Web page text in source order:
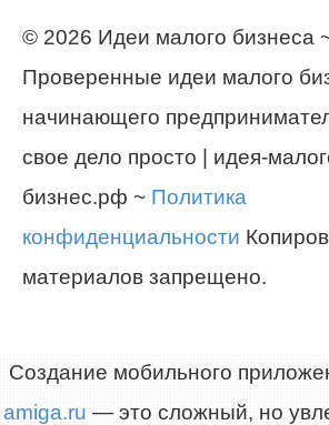
© 2026 Идеи малого бизнеса
Проверенные идеи малого
начинающего
свое дело просто | идея-
бизнес.рф ~ Политика
конфиденциальности
материалов запрещено.
Создание мобильного
amiga.ru — это сложный, но